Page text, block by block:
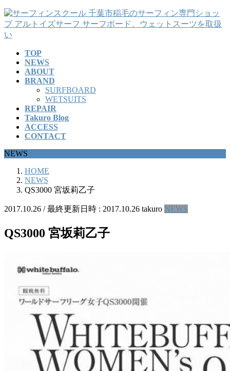
コ
ン
テ
ナ
ビ
ゲ
TOP
NEWS
ABOUT
BRAND
SURFBOARD
WETSUITS
REPAIR
Takuro Blog
ACCESS
CONTACT
NEWS
HOME
NEWS
QS3000 宮坂莉乙子
2017.10.26 / 最終更新日時 : 2017.10.26 takuro NEWS
QS3000 宮坂莉乙子